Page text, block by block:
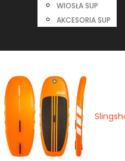
WIOSŁA SUP
AKCESORIA SUP